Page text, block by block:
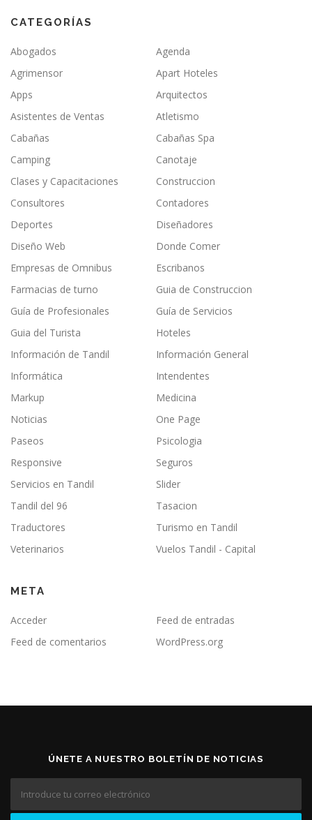
CATEGORÍAS
Abogados
Agenda
Agrimensor
Apart Hoteles
Apps
Arquitectos
Asistentes de Ventas
Atletismo
Cabañas
Cabañas Spa
Camping
Canotaje
Clases y Capacitaciones
Construccion
Consultores
Contadores
Deportes
Diseñadores
Diseño Web
Donde Comer
Empresas de Omnibus
Escribanos
Farmacias de turno
Guia de Construccion
Guía de Profesionales
Guía de Servicios
Guia del Turista
Hoteles
Información de Tandil
Información General
Informática
Intendentes
Markup
Medicina
Noticias
One Page
Paseos
Psicologia
Responsive
Seguros
Servicios en Tandil
Slider
Tandil del 96
Tasacion
Traductores
Turismo en Tandil
Veterinarios
Vuelos Tandil - Capital
META
Acceder
Feed de entradas
Feed de comentarios
WordPress.org
ÚNETE A NUESTRO BOLETÍN DE NOTICIAS